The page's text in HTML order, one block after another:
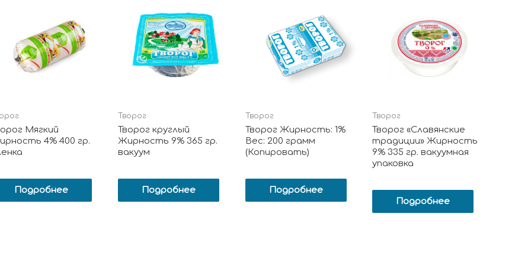
Мягкий
4% 400 гр.
Подробнее
Творог
Творог круглый
Жирность 9% 365 гр.
вакуум
Подробнее
Творог
Творог Жирность: 1%
Вес: 200 грамм
(Копировать)
Подробнее
Творог
Творог «Славянские
традиции» Жирность
9% 335 гр. вакуумная
упаковка
Подробнее